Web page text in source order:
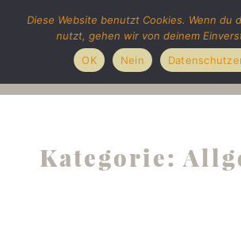
Kategorie:
Diese Website benutzt Cookies. Wenn du
nutzt, gehen wir von deinem
OK
Nein